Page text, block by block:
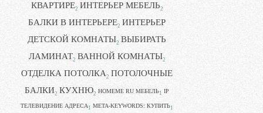
КВАРТИРЕ2 ИНТЕРЬЕР МЕБЕЛЬ2
БАЛКИ В ИНТЕРЬЕРЕ2 ИНТЕРЬЕР
ДЕТСКОЙ КОМНАТЫ2 ВЫБИРАТЬ
ЛАМИНАТ2 ВАННОЙ КОМНАТЫ2
ОТДЕЛКА ПОТОЛКА2 ПОТОЛОЧНЫЕ
БАЛКИ2 КУХНЮ2 HOMEME RU МЕБЕЛЬ1 IP
ТЕЛЕВИДЕНИЕ АДРЕСА 1 META-KEYWORDS: КУПИТЬ1